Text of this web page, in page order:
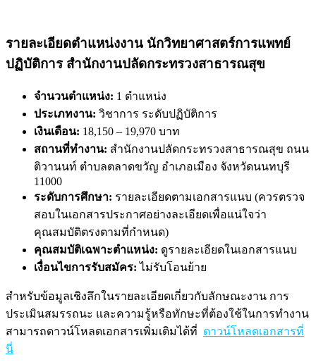
รายละเอียดตำแหน่งงาน นักวิทยาศาสตร์การแพทย์
ปฏิบัติการ สำนักงานปลัดกระทรวงสาธารณสุข
จำนวนตำแหน่ง: 1 ตำแหน่ง
ประเภทงาน: วิชาการ ระดับปฏิบัติการ
เงินเดือน: 18,150 – 19,970 บาท
สถานที่ทำงาน: สำนักงานปลัดกระทรวงสาธารณสุข ถนน
ติวานนท์ ตำบลตลาดขวัญ อำเภอเมือง จังหวัดนนทบุรี
11000
ระดับการศึกษา: รายละเอียดตามเอกสารแนบ (ควรตรวจ
สอบในเอกสารประกาศอย่างละเอียดเพื่อแน่ใจว่า
คุณสมบัติตรงตามที่กำหนด)
คุณสมบัติเฉพาะตำแหน่ง: ดูรายละเอียดในเอกสารแนบ
เงื่อนไขการรับสมัคร: ไม่รับโอนย้าย
สำหรับข้อมูลเชิงลึกในรายละเอียดเกี่ยวกับลักษณะงาน การ
ประเมินสมรรถนะ และความรู้หรือทักษะที่ต้องใช้ในการทำงาน
สามารถดาวน์โหลดเอกสารเพิ่มเติมได้ที่ ดาวน์โหลดเอกสารที่
นี่